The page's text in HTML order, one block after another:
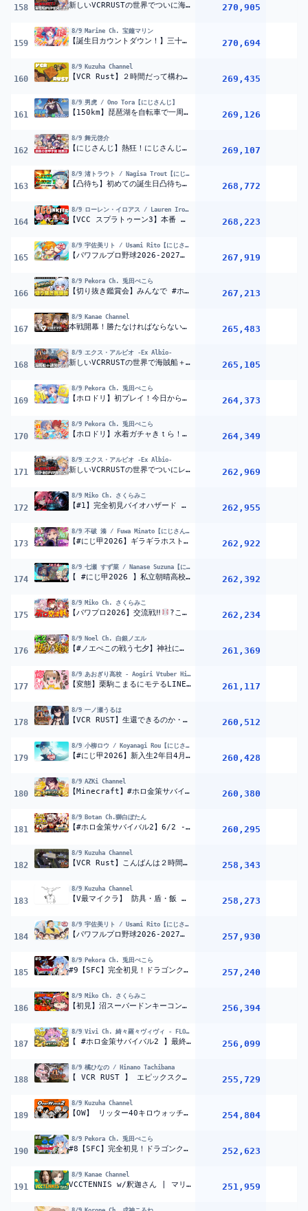
158 新しいVCRRUSTの世界でついに海賊船PVPが来たぞ！！『 Rust 』【 エビオ/にじさんじ 】 270,905
159
8/9 Marine Ch. 宝鐘マリン
【誕生日カウントダウン！】三十路の向こう側【ホロライブ/宝鐘マリン】 270,694
160
8/9 Kuzuha Channel
【VCR Rust】２時間だって構わない 【喉警戒】 269,435
161
8/9 男虎 / Ono Tora【にじさんじ】
【150km】琵琶湖を自転車で一周してみたい【#男虎の生涯でやりたい100のこと】 269,126
162
8/9 舞元啓介
【にじさんじ】熱狂！にじさんじ甲子園2026#9【 #にじ甲2026】 269,107
163
8/9 渚トラウト / Nagisa Trout【にじさんじ】
【凸待ち】初めての誕生日凸待ち！#渚トラウト生誕祭2026 【渚トラウト/にじさんじ】 268,772
164
8/9 ローレン・イロアス / Lauren Iroas【にじさんじ】
【VCC スプラトゥーン3】本番 俺たちが勝つしかなくなイカ?ローレン・イロアス/にじさんじ】 268,223
165
8/9 宇佐美リト / Usami Rito【にじさんじ】
【パワフルプロ野球2026-2027】#にじ甲2026 麒麟高校 2年目 7月夏合宿から! 【宇佐美リト/にじさんじ】 267,919
166
8/9 Pekora Ch. 兎田ぺこら
【切り抜き鑑賞会】みんなで #ホロ金策サバイバル2 の切り抜き観よう！！！ぺこ！【ホロライブ/兎田ぺこら】 267,213
167
8/9 Kanae Channel
本戦開幕！勝たなければならない #風雷叶鬼 | #v最協第二幕 【にじさんじ/叶】 265,483
168
8/9 エクス・アルビオ -Ex Albio-
新しいVCRRUSTの世界で海賊船＋通常PVP2連続でドパれ！！『 Rust 』【 エビオ/にじさんじ 】 265,105
169
8/9 Pekora Ch. 兎田ぺこら
【ホロドリ】初プレイ！今日からはじめます！！！！！！！！！！ぺこ！【ホロライブ/兎田ぺこら】 264,373
170
8/9 Pekora Ch. 兎田ぺこら
【ホロドリ】水着ガチャきｔら！水着コンプリートできるのはぺこマリどっちだ！ぺこ！【ホロライブ/兎田ぺこら/宝鐘マリン】 264,349
171
8/9 エクス・アルビオ -Ex Albio-
新しいVCRRUSTの世界でついにレイドありPVP鯖が来たぞ！！『 Rust 』【 エビオ/にじさんじ 】 262,969
172
8/9 Miko Ch. さくらみこ
【#1】完全初見バイオハザード リベレーションズ/Resident Evil: Revelationsやるにぇ！！！【ホロライブ/さくらみこ】 262,955
173
8/9 不破 湊 / Fuwa Minato【にじさんじ】
【#にじ甲2026】ギラギラホスト高校、１年目冬【不破湊/にじさんじ】 262,922
174
8/9 七瀬 すず菜 / Nanase Suzuna【にじさんじ】
【 #にじ甲2026 】私立朝晴高校 1年目春～ 【 七瀬すず菜 /
262,392
175
8/9 Miko Ch. さくらみこ
【パワプロ2026】交流戦‼ ?こんこよ高校&限界条高校VS桜咲高校だあああああああああ!!!【ホロライブ/さくらみこ/博衣こより/一条莉々華】 262,234
176
8/9 Noel Ch. 白銀ノエル
【#ノエぺこの戦う七夕】神社に行って祈ってきた！！！年に一度の大勝負！勝たせていただきますゾ！【白銀ノエル/ホロライブ】 261,369
177
8/9 あおぎり高校 - Aogiri Vtuber High School
【変態】栗駒こまるにモテるLINE返信はガチでアウトでした 261,117
178
8/9 一ノ瀬うるは
【VCR RUST】生還できるのか・・・・！？【ぶいすぽ/一ノ瀬うるは】 260,512
179
8/9 小柳ロウ / Koyanagi Rou【にじさんじ】
【#にじ甲2026】新入生2年目4月~【小柳ロウ/にじさんじ】 260,428
180
8/9 AZKi Channel
【Minecraft】#ホロ金策サバイバル2 今日から始めるホロ金策生活!!!!!!DAY4?【ホロライブ / AZKi】 260,380
181
8/9 Botan Ch.獅白ぼたん
【#ホロ金策サバイバル2】6/2 -2日目の日報!Day2 daily report【獅白ぼたん/ホロライブ】 260,295
182
8/9 Kuzuha Channel
【VCR Rust】こんばんは２時間です 【喉警戒】 258,343
183
8/9 Kuzuha Channel
【V最マイクラ】 防具・盾・飯 安定宅【 ハードコア 】#3 258,273
184
8/9 宇佐美リト / Usami Rito【にじさんじ】
【パワフルプロ野球2026-2027】#にじ甲2026 麒麟高校 1年目 夏県大会準決勝から！ 【宇佐美リト/にじさんじ】 257,930
185
8/9 Pekora Ch. 兎田ぺこら
#9【SFC】完全初見！ドラゴンクエストVI 幻の大地 ぺこ！【ホロライブ/兎田ぺこら】※ネタバレ注意 257,240
186
8/9 Miko Ch. さくらみこ
【初見】沼スーパードンキーコングやるにぇえええええええええ‼②【ホロライブ/さくらみこ】 256,394
187
8/9 Vivi Ch. 綺々羅々ヴィヴィ - FLOW GLOW
【 #ホロ金策サバイバル2 】最終日！伝説の農婦の力出し切るぞおおお【#綺々羅々ヴィヴィ #hololiveDEV_IS #FLOWGLOW】 256,099
188
8/9 橘ひなの / Hinano Tachibana
【 VCR RUST 】 エピックスクラップください【ぶいすぽっ！/橘ひなの】 255,729
189
8/9 Kuzuha Channel
【OW】 リッター40キロウォッチ 【 CRカップスクリム 】らい夏,うるか,うみng,ミホーク3 254,804
190
8/9 Pekora Ch. 兎田ぺこら
#8【SFC】完全初見！ドラゴンクエストVI 幻の大地 ぺこ！【ホロライブ/兎田ぺこら】※ネタバレ注意 252,623
191
8/9 Kanae Channel
VCCTENNIS w/釈迦さん | マリオテニス フィーバー【にじさんじ/叶】 251,959